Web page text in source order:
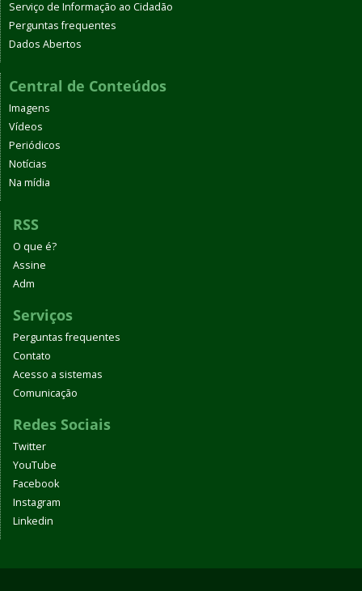
Serviço de Informação ao Cidadão
Perguntas frequentes
Dados Abertos
Central de Conteúdos
Imagens
Vídeos
Periódicos
Notícias
Na mídia
RSS
O que é?
Assine
Adm
Serviços
Perguntas frequentes
Contato
Acesso a sistemas
Comunicação
Redes Sociais
Twitter
YouTube
Facebook
Instagram
Linkedin